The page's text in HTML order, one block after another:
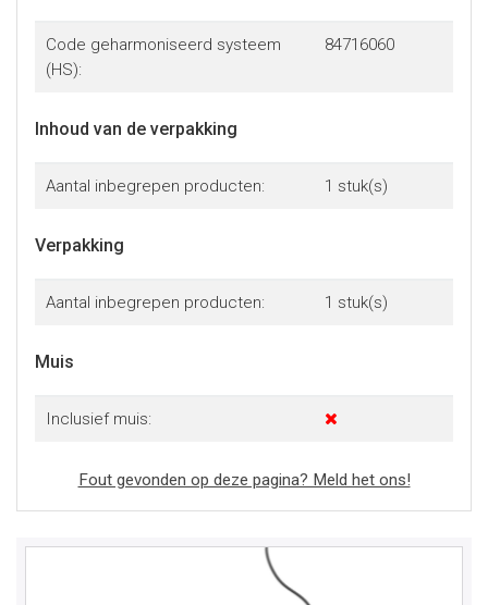
Code geharmoniseerd systeem
(HS):
84716060
Inhoud van de verpakking
Aantal inbegrepen producten: 1 stuk(s)
Verpakking
Aantal inbegrepen producten: 1 stuk(s)
Muis
Inclusief muis:
Fout gevonden op deze pagina? Meld het ons!